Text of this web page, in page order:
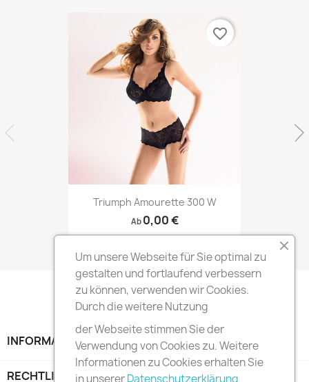
Triumph Amourette 300 W
Ab 0,00 €
favorite_border
INFORMATION
RECHTLICHE HINWEISE
Um unsere Webseite für Sie optimal zu
gestalten und fortlaufend verbessern
zu können, verwenden wir Cookies.
Durch die weitere Nutzung
der Webseite stimmen Sie der
Verwendung von Cookies zu. Weitere
Informationen zu Cookies erhalten Sie
in unsererDatenschutzerklärung